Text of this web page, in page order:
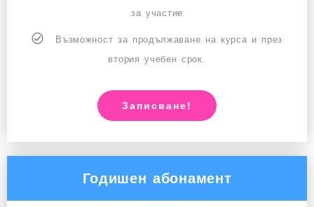
за участие
Възможност за продължаване на курса и през
втория учебен срок.
Записване!
Годишен абонамент